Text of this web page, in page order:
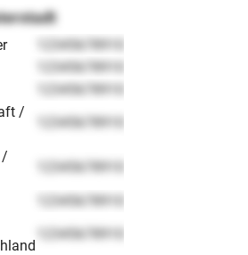
12345678910
12345678910
12345678910
/
12345678910
/
12345678910
12345678910
12345678910